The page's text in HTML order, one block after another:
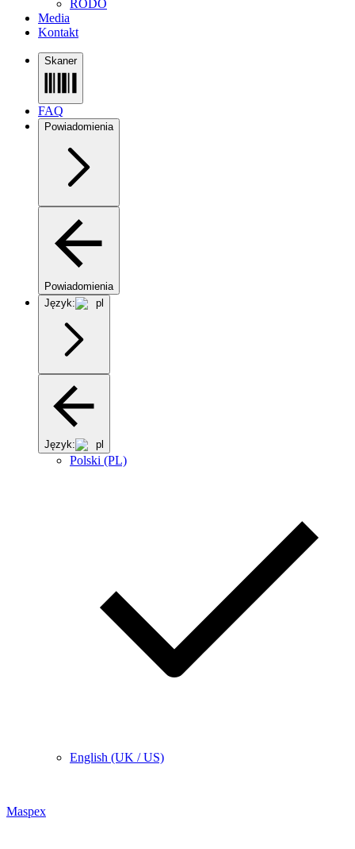
RODO
Media
Kontakt
Skaner
FAQ
Powiadomienia
Powiadomienia
Język:
pl
Język: pl
Polski (PL)
English (UK / US)
Maspex